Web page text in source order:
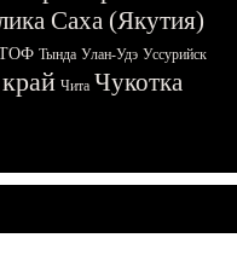
Саха (Якутия)
Тында Улан-Удэ Уссурийск
Чита Чукотка